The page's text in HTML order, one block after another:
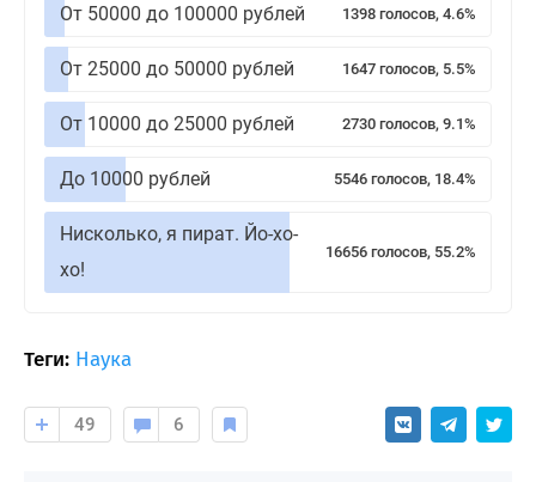
От 50000 до 100000 рублей 1398 голосов, 4.6%
От 25000 до 50000 рублей 1647 голосов, 5.5%
От 10000 до 25000 рублей 2730 голосов, 9.1%
До 10000 рублей 5546 голосов, 18.4%
Нисколько, я пират. Йо-хо-
хо!
16656 голосов, 55.2%
Теги: Наука
49 6